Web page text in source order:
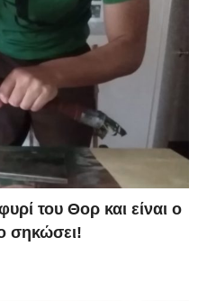
του Θορ και είναι ο
σηκώσει!